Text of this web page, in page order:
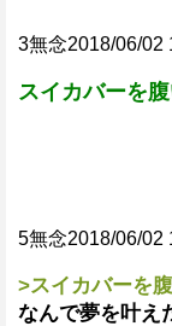
3無念2018/06/02
スイカバーを
5無念2018/06/02
>スイカバーを
なんで夢を叶え